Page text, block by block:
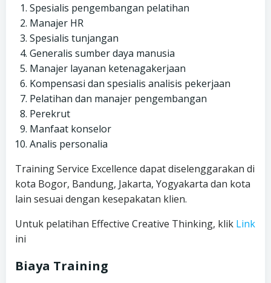
Spesialis pengembangan pelatihan
Manajer HR
Spesialis tunjangan
Generalis sumber daya manusia
Manajer layanan ketenagakerjaan
Kompensasi dan spesialis analisis pekerjaan
Pelatihan dan manajer pengembangan
Perekrut
Manfaat konselor
Analis personalia
Training Service Excellence dapat diselenggarakan di
kota Bogor, Bandung, Jakarta, Yogyakarta dan kota
lain sesuai dengan kesepakatan klien.
Untuk pelatihan Effective Creative Thinking, klik Link
ini
Biaya Training